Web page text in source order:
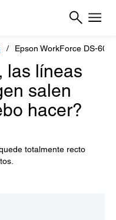
Epson WorkForce DS-
las líneas
salen
hacer?
totalmente recto